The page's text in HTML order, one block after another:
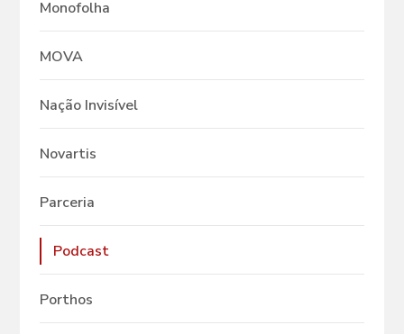
Monofolha
MOVA
Nação Invisível
Novartis
Parceria
Podcast
Porthos